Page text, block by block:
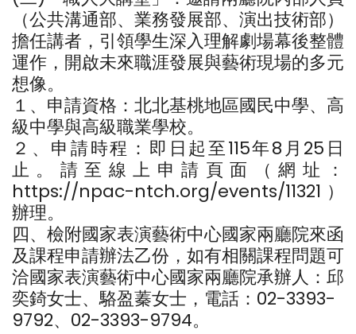
（公共溝通部、業務發展部、演出技術部）
擔任講者，引領學生深入理解劇場幕後整體
運作，開啟未來職涯發展與藝術現場的多元
想像。
１、申請資格：北北基桃地區國民中學、高
級中學與高級職業學校。
２、申請時程：即日起至115年8月25日
止。請至線上申請頁面（網址：
https://npac-ntch.org/events/11321）
辦理。
四、檢附國家表演藝術中心國家兩廳院來函
及課程申請辦法乙份，如有相關課程問題可
洽國家表演藝術中心國家兩廳院承辦人：邱
奕錡女士、駱盈蓁女士，電話：02-3393-
9792、02-3393-9794。